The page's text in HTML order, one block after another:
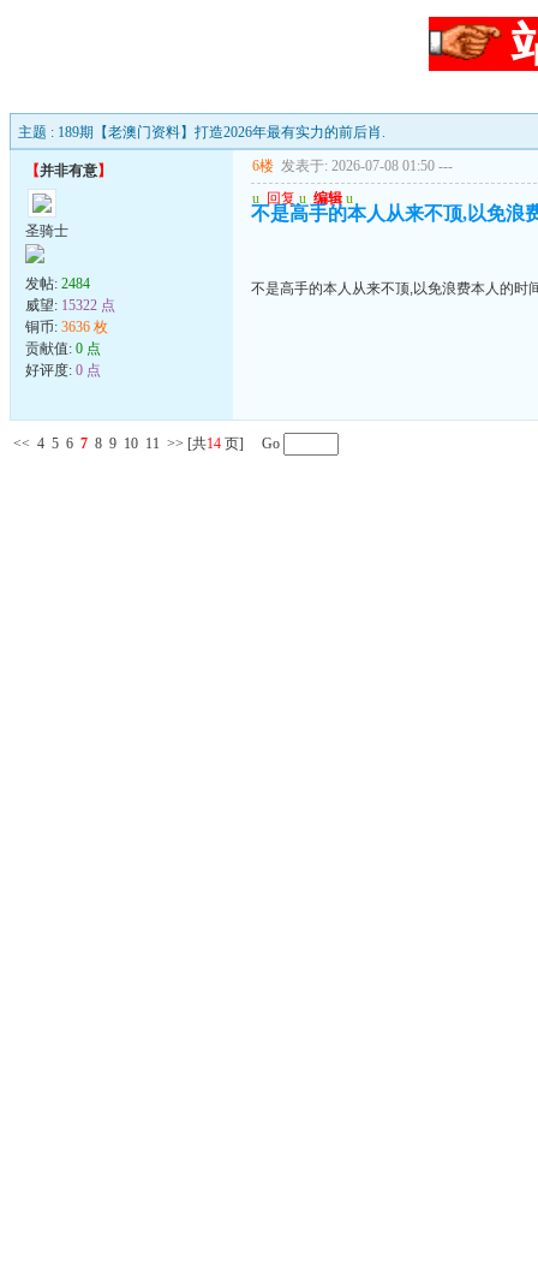
主题 : 189期【老澳门资料】打造2026年最有实力的前后肖.
【并非有意】
圣骑士
发帖: 2484
威望: 15322 点
铜币: 3636 枚
贡献值: 0 点
好评度: 0 点
6楼 发表于: 2026-07-08 01:50 ---
u 回复 u 编辑 u
不是高手的本人从来不顶,以免浪
不是高手的本人从来不顶,以免浪费本人的时
<< 4 5 6 7 8 9 10 11 >> [共14 页] Go